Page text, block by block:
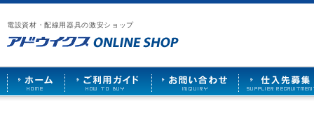
電設資材・配線用器具の激安ショップ
漏
電
ブ
レ
ー
カ
ー
や
照
ア
ウ
イ
ス
HOME
ご
用
ガ
ド
お
い
合
せ
仕
先
募